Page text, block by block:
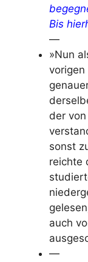
Bis
—
»Nun
vorigen
der
sonst
reichte
auch
—